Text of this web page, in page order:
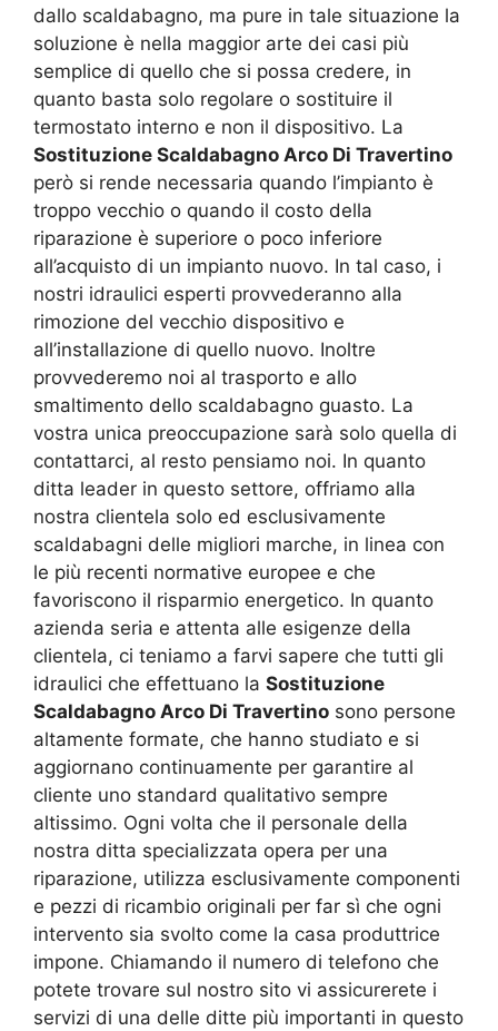
dallo scaldabagno, ma pure in tale situazione la
soluzione è nella maggior arte dei casi più
semplice di quello che si possa credere, in
quanto basta solo regolare o sostituire il
termostato interno e non il dispositivo. La
Sostituzione Scaldabagno Arco Di Travertino
però si rende necessaria quando l’impianto è
troppo vecchio o quando il costo della
riparazione è superiore o poco inferiore
all’acquisto di un impianto nuovo. In tal caso, i
nostri idraulici esperti provvederanno alla
rimozione del vecchio dispositivo e
all’installazione di quello nuovo. Inoltre
provvederemo noi al trasporto e allo
smaltimento dello scaldabagno guasto. La
vostra unica preoccupazione sarà solo quella di
contattarci, al resto pensiamo noi. In quanto
ditta leader in questo settore, offriamo alla
nostra clientela solo ed esclusivamente
scaldabagni delle migliori marche, in linea con
le più recenti normative europee e che
favoriscono il risparmio energetico. In quanto
azienda seria e attenta alle esigenze della
clientela, ci teniamo a farvi sapere che tutti gli
idraulici che effettuano la Sostituzione
Scaldabagno Arco Di Travertino sono persone
altamente formate, che hanno studiato e si
aggiornano continuamente per garantire al
cliente uno standard qualitativo sempre
altissimo. Ogni volta che il personale della
nostra ditta specializzata opera per una
riparazione, utilizza esclusivamente componenti
e pezzi di ricambio originali per far sì che ogni
intervento sia svolto come la casa produttrice
impone. Chiamando il numero di telefono che
potete trovare sul nostro sito vi assicurerete i
servizi di una delle ditte più importanti in questo